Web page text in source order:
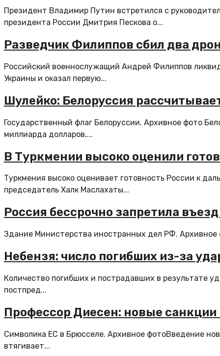
Президент Владимир Путин встретился с
президента России Дмитрия Пескова о...
Разведчик Филиппов сбил два
Российский военнослужащий Андрей Филиппов
Украины и оказал первую...
Шулейко: Белоруссия
Государственный флаг Белоруссии. Архивное фото
миллиарда долларов,...
В Туркмении высоко оценили
Туркмения высоко оценивает готовность России к
председатель Халк Маслахаты...
Россия бессрочно запретила
Здание Министерства иностранных дел РФ. Архивное
Небензя: число погибших из-за
Количество погибших и пострадавших в результате
постпред...
Профессор Диесен: новые
Символика ЕС в Брюсселе. Архивное фотоВведение
втягивает...